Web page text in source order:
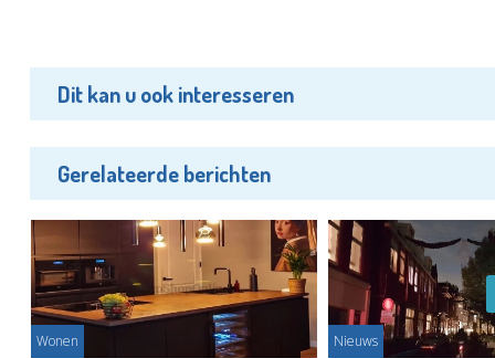
Dit kan u ook interesseren
Gerelateerde berichten
Wonen Nieuws